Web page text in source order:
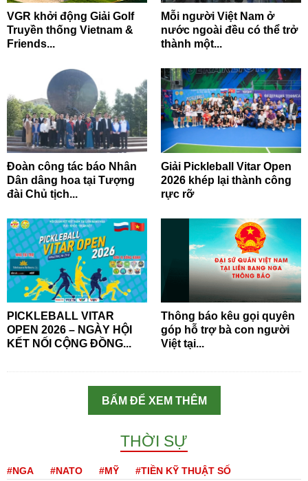
VGR khởi động Giải Golf
Truyền thống Vietnam &
Friends...
Mỗi người Việt Nam ở
nước ngoài đều có thể trở
thành một...
Đoàn công tác báo Nhân
Dân dâng hoa tại Tượng
đài Chủ tịch...
Giải Pickleball Vitar Open
2026 khép lại thành công
rực rỡ
PICKLEBALL VITAR
OPEN 2026 – NGÀY HỘI
KẾT NỐI CỘNG ĐỒNG...
Thông báo kêu gọi quyên
góp hỗ trợ bà con người
Việt tại...
BẤM ĐỂ XEM THÊM
THỜI SỰ
#NGA #NATO #MỸ #TIỀN KỸ THUẬT SỐ